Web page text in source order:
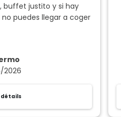
2026
buffet justito y si hay
puedes llegar a coger
détails